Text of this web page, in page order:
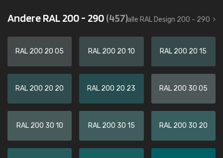
Andere RAL 200 - 290(457)alle RAL Design 200 - 290
RAL 200 20 05 RAL 200 20 10 RAL 200 20 15
RAL 200 20 20 RAL 200 20 23 RAL 200 30 05
RAL 200 30 10 RAL 200 30 15 RAL 200 30 20